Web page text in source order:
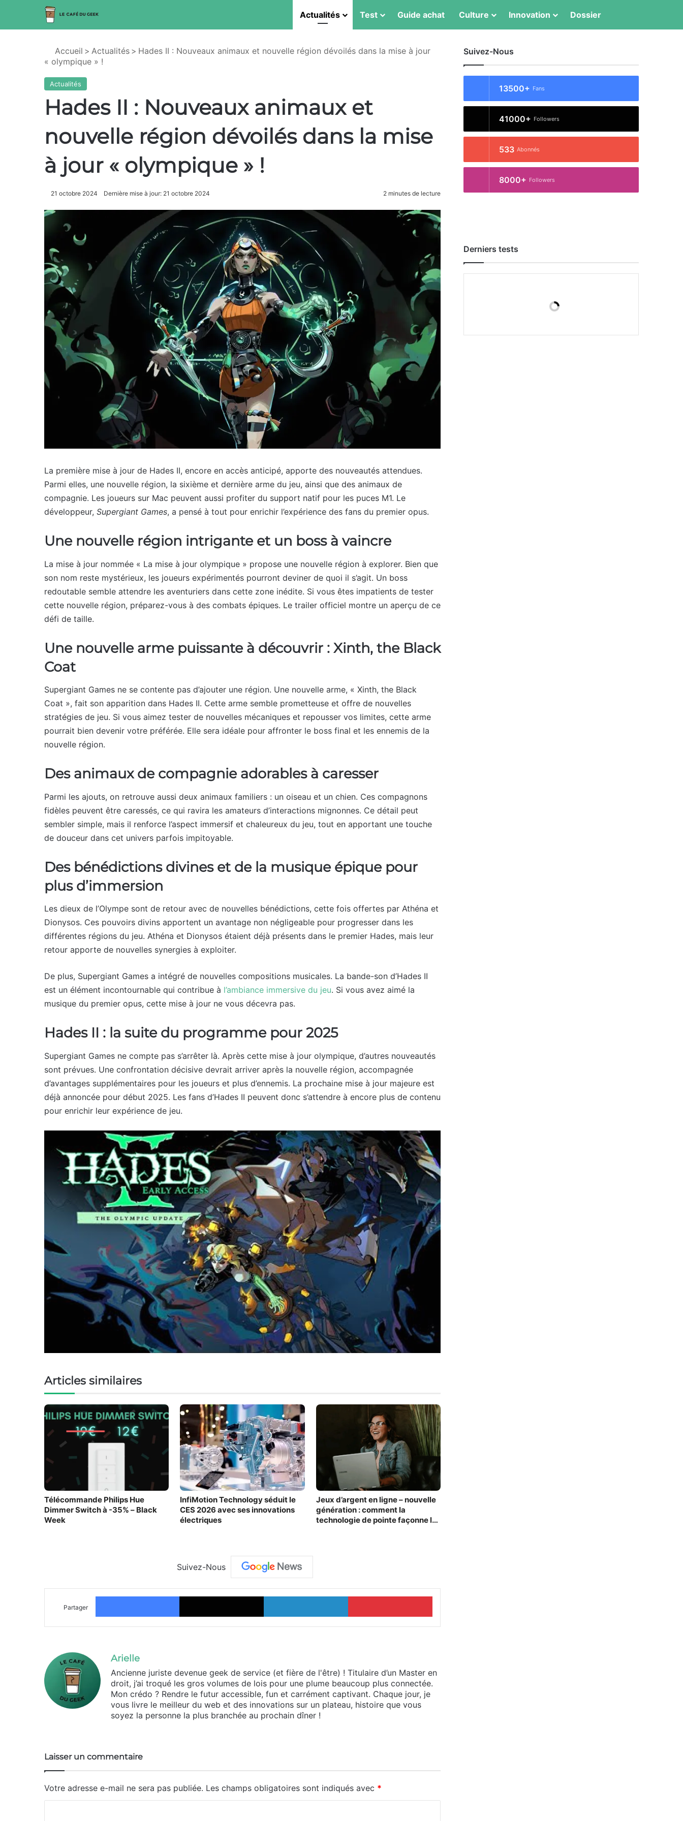
Actualités Test Guide achat Culture Innovation Dossier
Accueil > Actualités > Hades II : Nouveaux animaux et nouvelle région dévoilés dans la mise à jour
« olympique » !
Actualités
Hades II : Nouveaux animaux et
nouvelle région dévoilés dans la mise
à jour « olympique » !
21 octobre 2024 Dernière mise à jour: 21 octobre 2024 2 minutes de lecture
La première mise à jour de Hades II, encore en accès anticipé, apporte des nouveautés attendues.
Parmi elles, une nouvelle région, la sixième et dernière arme du jeu, ainsi que des animaux de
compagnie. Les joueurs sur Mac peuvent aussi profiter du support natif pour les puces M1. Le
développeur, Supergiant Games, a pensé à tout pour enrichir l’expérience des fans du premier opus.
Une nouvelle région intrigante et un boss à vaincre
La mise à jour nommée « La mise à jour olympique » propose une nouvelle région à explorer. Bien que
son nom reste mystérieux, les joueurs expérimentés pourront deviner de quoi il s’agit. Un boss
redoutable semble attendre les aventuriers dans cette zone inédite. Si vous êtes impatients de tester
cette nouvelle région, préparez-vous à des combats épiques. Le trailer officiel montre un aperçu de ce
défi de taille.
Une nouvelle arme puissante à découvrir : Xinth, the Black
Coat
Supergiant Games ne se contente pas d’ajouter une région. Une nouvelle arme, « Xinth, the Black
Coat », fait son apparition dans Hades II. Cette arme semble prometteuse et offre de nouvelles
stratégies de jeu. Si vous aimez tester de nouvelles mécaniques et repousser vos limites, cette arme
pourrait bien devenir votre préférée. Elle sera idéale pour affronter le boss final et les ennemis de la
nouvelle région.
Des animaux de compagnie adorables à caresser
Parmi les ajouts, on retrouve aussi deux animaux familiers : un oiseau et un chien. Ces compagnons
fidèles peuvent être caressés, ce qui ravira les amateurs d’interactions mignonnes. Ce détail peut
sembler simple, mais il renforce l’aspect immersif et chaleureux du jeu, tout en apportant une touche
de douceur dans cet univers parfois impitoyable.
Des bénédictions divines et de la musique épique pour
plus d’immersion
Les dieux de l’Olympe sont de retour avec de nouvelles bénédictions, cette fois offertes par Athéna et
Dionysos. Ces pouvoirs divins apportent un avantage non négligeable pour progresser dans les
différentes régions du jeu. Athéna et Dionysos étaient déjà présents dans le premier Hades, mais leur
retour apporte de nouvelles synergies à exploiter.
De plus, Supergiant Games a intégré de nouvelles compositions musicales. La bande-son d’Hades II
est un élément incontournable qui contribue à l’ambiance immersive du jeu. Si vous avez aimé la
musique du premier opus, cette mise à jour ne vous décevra pas.
Hades II : la suite du programme pour 2025
Supergiant Games ne compte pas s’arrêter là. Après cette mise à jour olympique, d’autres nouveautés
sont prévues. Une confrontation décisive devrait arriver après la nouvelle région, accompagnée
d’avantages supplémentaires pour les joueurs et plus d’ennemis. La prochaine mise à jour majeure est
déjà annoncée pour début 2025. Les fans d’Hades II peuvent donc s’attendre à encore plus de contenu
pour enrichir leur expérience de jeu.
Articles similaires
Télécommande Philips Hue
Dimmer Switch à -35% – Black
Week
InfiMotion Technology séduit le
CES 2026 avec ses innovations
électriques
Jeux d’argent en ligne – nouvelle
génération : comment la
technologie de pointe façonne les
Suivez-Nous
Partager
Facebook X Linkedin Pinterest
Arielle
Ancienne juriste devenue geek de service (et fière de l'être) ! Titulaire d’un Master en
droit, j’ai troqué les gros volumes de lois pour une plume beaucoup plus connectée.
Mon crédo ? Rendre le futur accessible, fun et carrément captivant. Chaque jour, je
vous livre le meilleur du web et des innovations sur un plateau, histoire que vous
soyez la personne la plus branchée au prochain dîner !
Laisser un commentaire
Votre adresse e-mail ne sera pas publiée. Les champs obligatoires sont indiqués avec *
Suivez-Nous
13500+ Fans
41000+ Followers
533 Abonnés
8000+ Followers
Derniers tests